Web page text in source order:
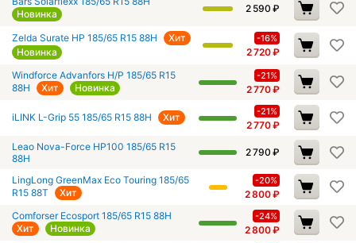
Новинка
2 590 ₽
Zelda Surate HP 185/65 R15 88H
Хит
Новинка
-16%
2 720₽
Windforce Advanfors H/P 185/65 R15
88H
Хит Новинка
-21%
2 770₽
iLINK L-Grip 55 185/65 R15 88H Хит -21%
2 770₽
Leao Nova-Force HP100 185/65 R15
88H
2 790 ₽
LingLong GreenMax Eco Touring 185/65
R15 88T
Хит
-20%
2 800₽
Comforser Ecosport 185/65 R15 88H
Хит
Новинка
-24%
2 800₽